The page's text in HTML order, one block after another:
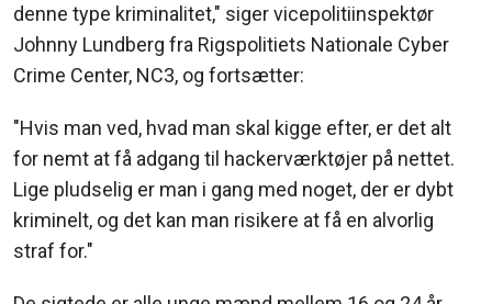
denne type kriminalitet," siger vicepolitiinspektør
Johnny Lundberg fra Rigspolitiets Nationale Cyber
Crime Center, NC3, og fortsætter:
"Hvis man ved, hvad man skal kigge efter, er det alt
for nemt at få adgang til hackerværktøjer på nettet.
Lige pludselig er man i gang med noget, der er dybt
kriminelt, og det kan man risikere at få en alvorlig
straf for."